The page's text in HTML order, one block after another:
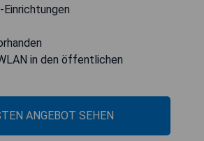
Einrichtungen
in den öffentlichen
ANGEBOT SEHEN